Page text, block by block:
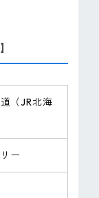
（JR北海
ー